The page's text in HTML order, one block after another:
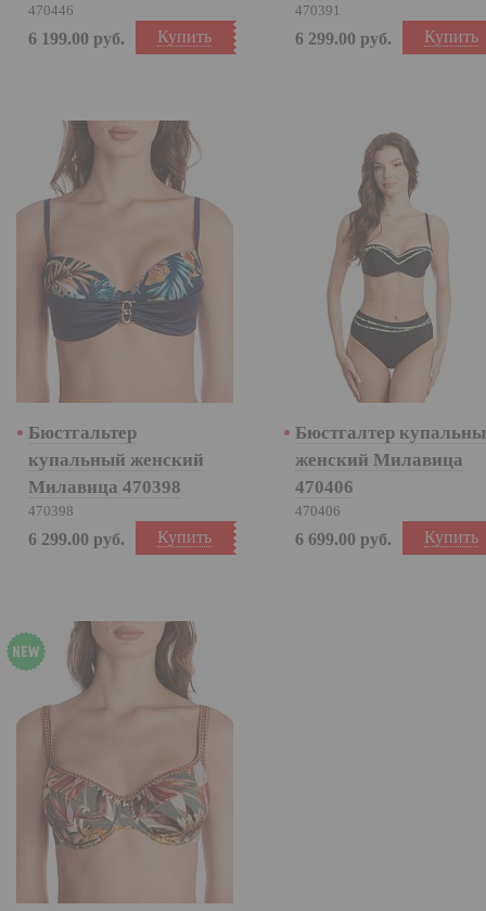
470446
Купить
6 199.00 руб.
470391
Купить
6 299.00 руб.
Бюстгальтер
купальный женский
Милавица 470398
470398
Купить
6 299.00 руб.
Бюстгалтер
женский Милавица
470406
470406
Купить
6 699.00 руб.